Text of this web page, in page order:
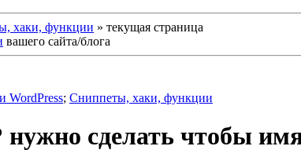
хаки, функции » текущая страница
вашего сайта/блога
WordPress; Сниппеты, хаки, функции
сделать чтобы